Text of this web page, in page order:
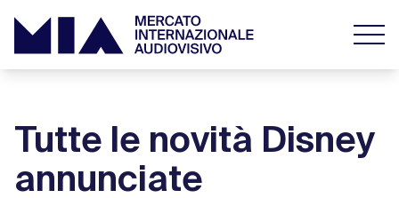
Tutte le novità Disney
annunciate